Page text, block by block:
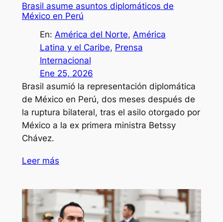
Brasil asume asuntos diplomáticos de
México en Perú
En: América del Norte, América
Latina y el Caribe, Prensa
Internacional
Ene 25, 2026
Brasil asumió la representación diplomática
de México en Perú, dos meses después de
la ruptura bilateral, tras el asilo otorgado por
México a la ex primera ministra Betssy
Chávez.
Leer más